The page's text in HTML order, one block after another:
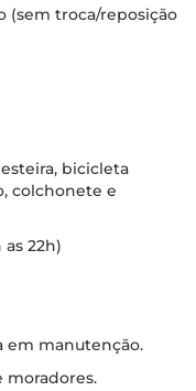
(sem troca/reposição
bicicleta
colchonete e
22h)
em manutenção.
moradores.